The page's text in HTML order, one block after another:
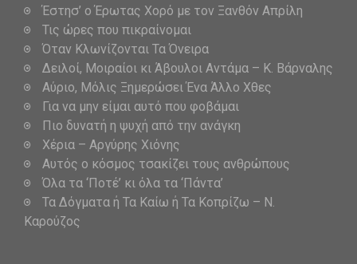
Έστησ’ ο Έρωτας Χορό με τον Ξανθόν Απρίλη
Τις ώρες που πικραίνομαι
Όταν Κλωνίζονται Τα Όνειρα
Δειλοί, Μοιραίοι κι Άβουλοι Αντάμα – Κ. Βάρναλης
Αύριο, Μόλις Ξημερώσει Ένα Άλλο Χθες
Για να μην είμαι αυτό που φοβάμαι
Πιο δυνατή η ψυχή από την ανάγκη
Χέρια – Αργύρης Χιόνης
Αυτός ο κόσμος τσακίζει τους ανθρώπους
Όλα τα ‘Ποτέ’ κι όλα τα ‘Πάντα’
Τα Δόγματα ή Τα Καίω ή Τα Κοπρίζω – Ν.
Καρούζος